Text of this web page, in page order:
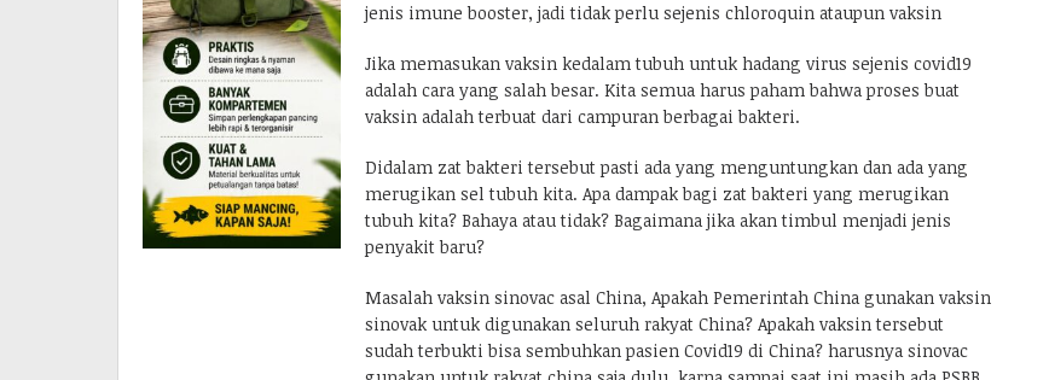
jenis imune booster, jadi tidak perlu sejenis chloroquin ataupun vaksin
Jika memasukan vaksin kedalam tubuh untuk hadang virus sejenis covid19
adalah cara yang salah besar. Kita semua harus paham bahwa proses buat
vaksin adalah terbuat dari campuran berbagai bakteri.
Didalam zat bakteri tersebut pasti ada yang menguntungkan dan ada yang
merugikan sel tubuh kita. Apa dampak bagi zat bakteri yang merugikan
tubuh kita? Bahaya atau tidak? Bagaimana jika akan timbul menjadi jenis
penyakit baru?
Masalah vaksin sinovac asal China, Apakah Pemerintah China gunakan vaksin
sinovak untuk digunakan seluruh rakyat China? Apakah vaksin tersebut
sudah terbukti bisa sembuhkan pasien Covid19 di China? harusnya sinovac